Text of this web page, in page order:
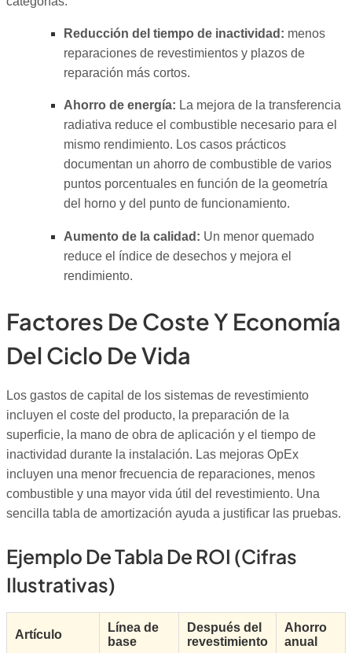
Reducción del tiempo de inactividad: menos
reparaciones de revestimientos y plazos de
reparación más cortos.
Ahorro de energía: La mejora de la transferencia
radiativa reduce el combustible necesario para el
mismo rendimiento. Los casos prácticos
documentan un ahorro de combustible de varios
puntos porcentuales en función de la geometría
del horno y del punto de funcionamiento.
Aumento de la calidad: Un menor quemado
reduce el índice de desechos y mejora el
rendimiento.
Factores De Coste Y Economía
Del Ciclo De Vida
Los gastos de capital de los sistemas de revestimiento
incluyen el coste del producto, la preparación de la
superficie, la mano de obra de aplicación y el tiempo de
inactividad durante la instalación. Las mejoras OpEx
incluyen una menor frecuencia de reparaciones, menos
combustible y una mayor vida útil del revestimiento. Una
sencilla tabla de amortización ayuda a justificar las pruebas.
Ejemplo De Tabla De ROI (cifras
Ilustrativas)
Artículo
Línea de
base
Después del
revestimiento
Ahorro
anual